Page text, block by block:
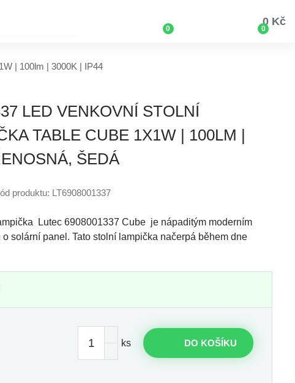
0 0
0 Kč
| 100lm | 3000K | IP44
LED VENKOVNÍ STOLNÍ
TABLE CUBE 1X1W | 100LM |
ŠEDÁ
produktu: LT6908001337
Lutec 6908001337 Cube je nápaditým moderním
solární panel. Tato stolní lampička načerpá během dne
ks DO KOŠÍKU